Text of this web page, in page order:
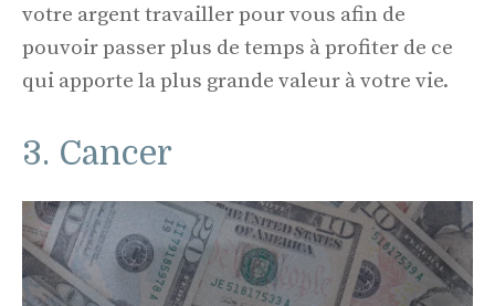
votre argent travailler pour vous afin de
pouvoir passer plus de temps à profiter de ce
qui apporte la plus grande valeur à votre vie.
3. Cancer